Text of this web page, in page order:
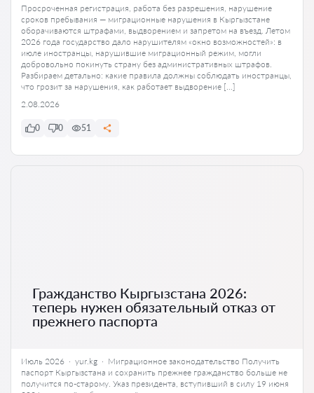
Просроченная регистрация, работа без разрешения, нарушение
сроков пребывания — миграционные нарушения в Кыргызстане
оборачиваются штрафами, выдворением и запретом на въезд. Летом
2026 года государство дало нарушителям «окно возможностей»: в
июле иностранцы, нарушившие миграционный режим, могли
добровольно покинуть страну без административных штрафов.
Разбираем детально: какие правила должны соблюдать иностранцы,
что грозит за нарушения, как работает выдворение […]
2.08.2026
0 0 51
Гражданство Кыргызстана 2026:
теперь нужен обязательный отказ от
прежнего паспорта
Июль 2026 · yur.kg · Миграционное законодательство Получить
паспорт Кыргызстана и сохранить прежнее гражданство больше не
получится по-старому. Указ президента, вступивший в силу 19 июня